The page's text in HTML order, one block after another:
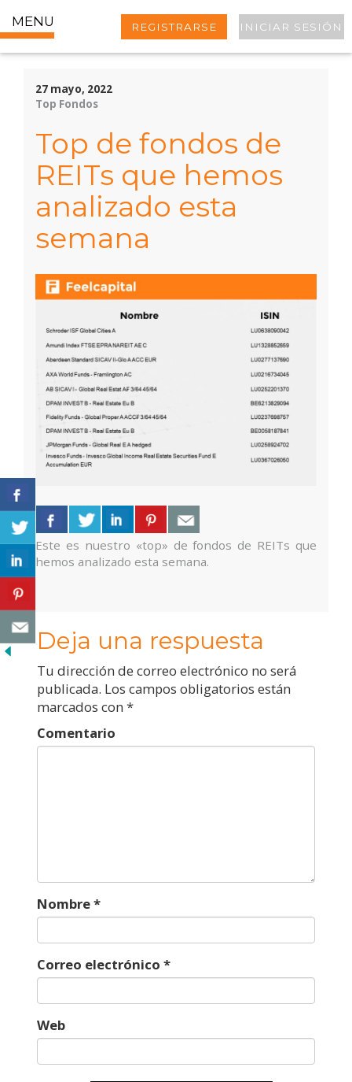
MENU REGISTRARSE INICIAR SESIÓN
27 mayo, 2022
Top Fondos
Top de fondos de
REITs que hemos
analizado esta
semana
Este es nuestro «top» de fondos de REITs que
hemos analizado esta semana.
Deja una respuesta
Tu dirección de correo electrónico no será
publicada. Los campos obligatorios están
marcados con *
Comentario
Nombre*
Correo electrónico *
Web